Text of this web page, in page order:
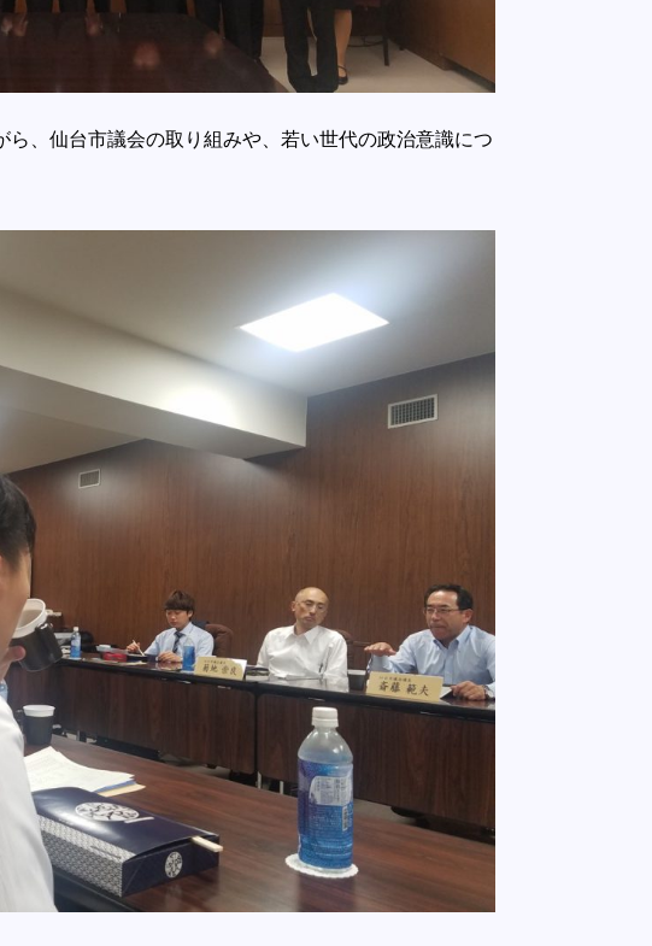
、仙台市議会の取り組みや、若い世代の政治意識につ